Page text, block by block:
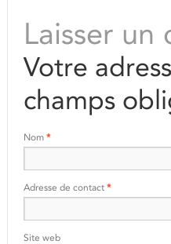
Laisser un
Votre
champs
Nom *
Adresse de contact *
Site web